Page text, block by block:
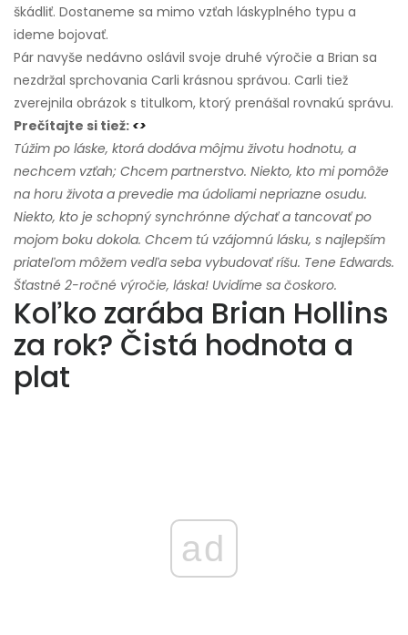
škádliť. Dostaneme sa mimo vzťah láskyplného typu a
ideme bojovať.
Pár navyše nedávno oslávil svoje druhé výročie a Brian sa
nezdržal sprchovania Carli krásnou správou. Carli tiež
zverejnila obrázok s titulkom, ktorý prenášal rovnakú správu.
Prečítajte si tiež: <>
Túžim po láske, ktorá dodáva môjmu životu hodnotu, a
nechcem vzťah; Chcem partnerstvo. Niekto, kto mi pomôže
na horu života a prevedie ma údoliami nepriazne osudu.
Niekto, kto je schopný synchrónne dýchať a tancovať po
mojom boku dokola. Chcem tú vzájomnú lásku, s najlepším
priateľom môžem vedľa seba vybudovať ríšu. Tene Edwards.
Šťastné 2-ročné výročie, láska! Uvidíme sa čoskoro.
Koľko zarába Brian Hollins
za rok? Čistá hodnota a
plat
ad